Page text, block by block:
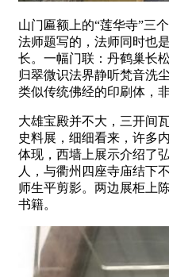
山门匾额上的“莲华寺”三
法师题写的，法师同时也
长。一幅门联：丹鹤巢长
归翠微识法界静听梵音洗
类似传统佛经的印刷体，
大雄宝殿并不大，三开间
史料展，细细看来，许多
体现，西墙上展示介绍了
人，与衢州四座寺庙结下
师生平剪影。两边展柜上
书籍。